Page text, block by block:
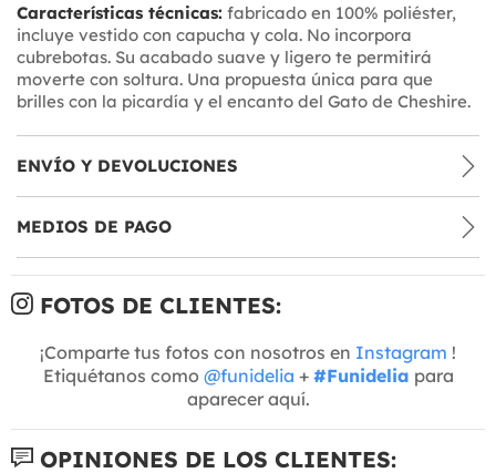
Características técnicas: fabricado en 100% poliéster,
incluye vestido con capucha y cola. No incorpora
cubrebotas. Su acabado suave y ligero te permitirá
moverte con soltura. Una propuesta única para que
brilles con la picardía y el encanto del Gato de Cheshire.
ENVÍO Y DEVOLUCIONES
MEDIOS DE PAGO
FOTOS DE CLIENTES:
¡Comparte tus fotos con nosotros en Instagram !
Etiquétanos como @funidelia + #Funidelia para
aparecer aquí.
OPINIONES DE LOS CLIENTES: